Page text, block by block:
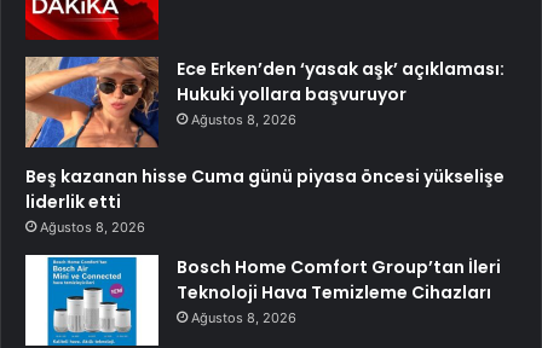
Ece Erken’den ‘yasak aşk’ açıklaması:
Hukuki yollara başvuruyor
Ağustos 8, 2026
Beş kazanan hisse Cuma günü piyasa öncesi yükselişe
liderlik etti
Ağustos 8, 2026
Bosch Home Comfort Group’tan İleri
Teknoloji Hava Temizleme Cihazları
Ağustos 8, 2026